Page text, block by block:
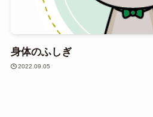
身体のふしぎ
2022.09.05